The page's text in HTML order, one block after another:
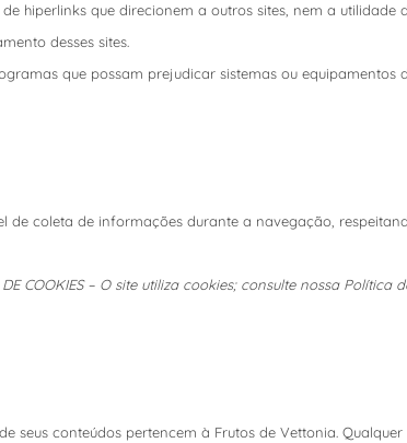
hiperlinks que direcionem a outros sites, nem a utilidade
desses sites.
que possam prejudicar sistemas ou equipamentos
de coleta de informações durante a navegação,
DE COOKIES – O site utiliza cookies; consulte nossa
seus conteúdos pertencem à Frutos de Vettonia.